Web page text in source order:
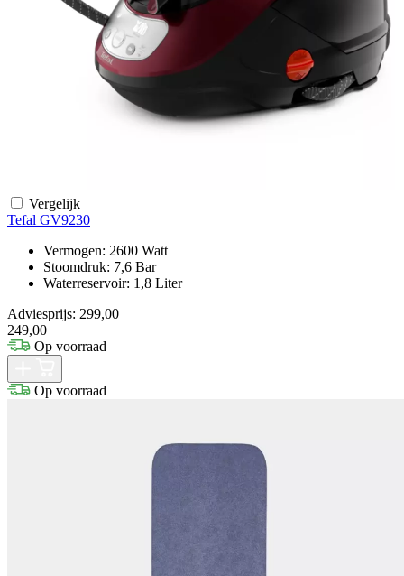
Vergelijk
Tefal GV9230
Vermogen: 2600 Watt
Stoomdruk: 7,6 Bar
Waterreservoir: 1,8 Liter
Adviesprijs: 299,00
249,00
Op voorraad
Op voorraad